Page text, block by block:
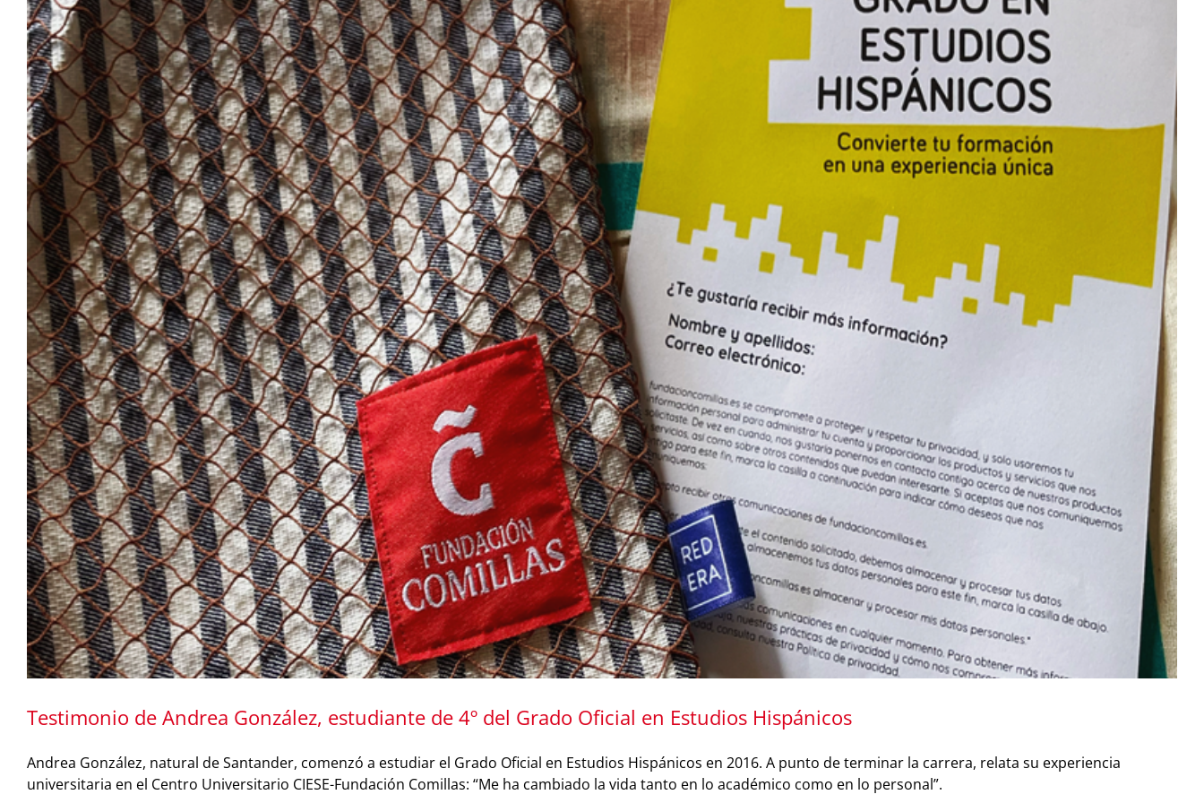
Testimonio de Andrea González, estudiante de 4º del Grado Oficial en Estudios Hispánicos
Andrea González, natural de Santander, comenzó a estudiar el Grado Oficial en Estudios Hispánicos en 2016. A punto de terminar la carrera, relata su experiencia
universitaria en el Centro Universitario CIESE-Fundación Comillas: “Me ha cambiado la vida tanto en lo académico como en lo personal”.